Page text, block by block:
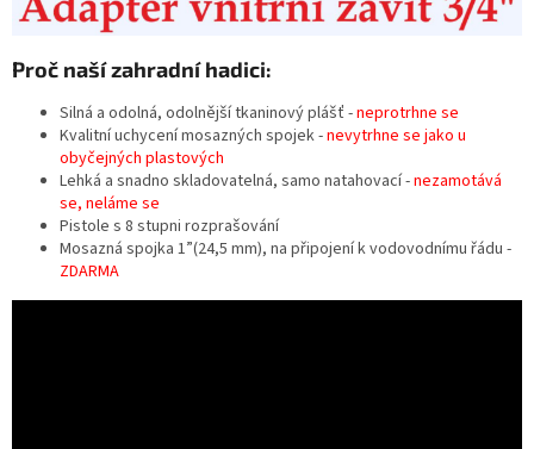
Proč naší zahradní hadici:
Silná a odolná, odolnější tkaninový plášť -neprotrhne se
Kvalitní uchycení mosazných spojek -nevytrhne se jako u
obyčejných plastových
Lehká a snadno skladovatelná, samo natahovací -nezamotává
se, neláme se
Pistole s 8 stupni rozprašování
Mosazná spojka 1”(24,5 mm), na připojení k vodovodnímu řádu -
ZDARMA